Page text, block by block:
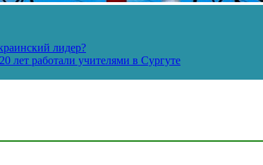
лидер?
лет работали учителями в Сургуте